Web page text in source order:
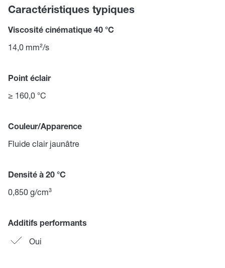
Caractéristiques typiques
Viscosité cinématique 40 °C
14,0 mm²/s
Point éclair
≥ 160,0 °C
Couleur/Apparence
Fluide clair jaunâtre
Densité à 20 °C
0,850 g/cm³
Additifs performants
Oui